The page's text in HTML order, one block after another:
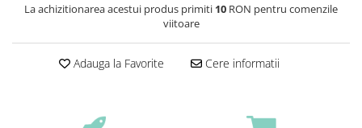
La achizitionarea acestui produs primiti 10 RON pentru comenzile
viitoare
Adauga la Favorite Cere informatii